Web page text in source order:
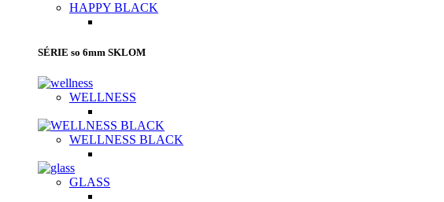
HAPPY BLACK
SÉRIE so 6mm SKLOM
WELLNESS
WELLNESS BLACK
GLASS